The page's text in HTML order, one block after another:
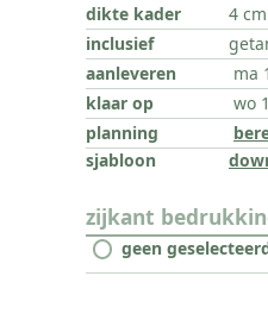
4 cm
ma
wo
zijkant
geen